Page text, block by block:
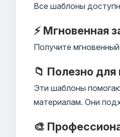
Все шаблоны
⚡ Мгновенная
Получите
📁 Полезно
Эти шаблоны
материалам. Они
🎨